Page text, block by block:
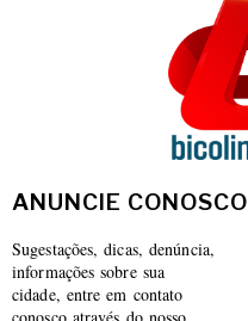
ANUNCIE CONOSCO
Sugestações, dicas, denúncia,
informações sobre sua
cidade, entre em contato